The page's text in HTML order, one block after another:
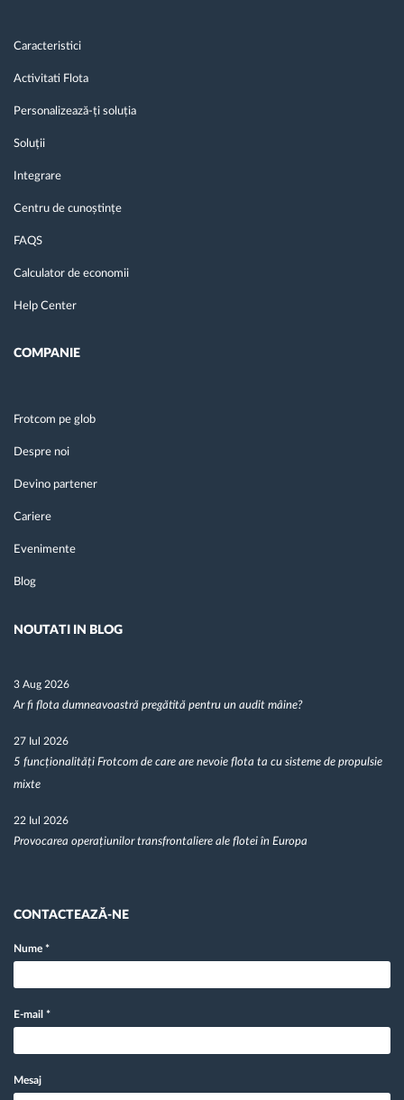
Caracteristici
Activitati Flota
Personalizează-ți soluția
Soluții
Integrare
Centru de cunoștințe
FAQS
Calculator de economii
Help Center
COMPANIE
Frotcom pe glob
Despre noi
Devino partener
Cariere
Evenimente
Blog
NOUTATI IN BLOG
3 Aug 2026
Ar fi flota dumneavoastră pregătită pentru un audit mâine?
27 Iul 2026
5 funcționalități Frotcom de care are nevoie flota ta cu sisteme de propulsie
mixte
22 Iul 2026
Provocarea operațiunilor transfrontaliere ale flotei în Europa
CONTACTEAZĂ-NE
Nume *
E-mail *
Mesaj